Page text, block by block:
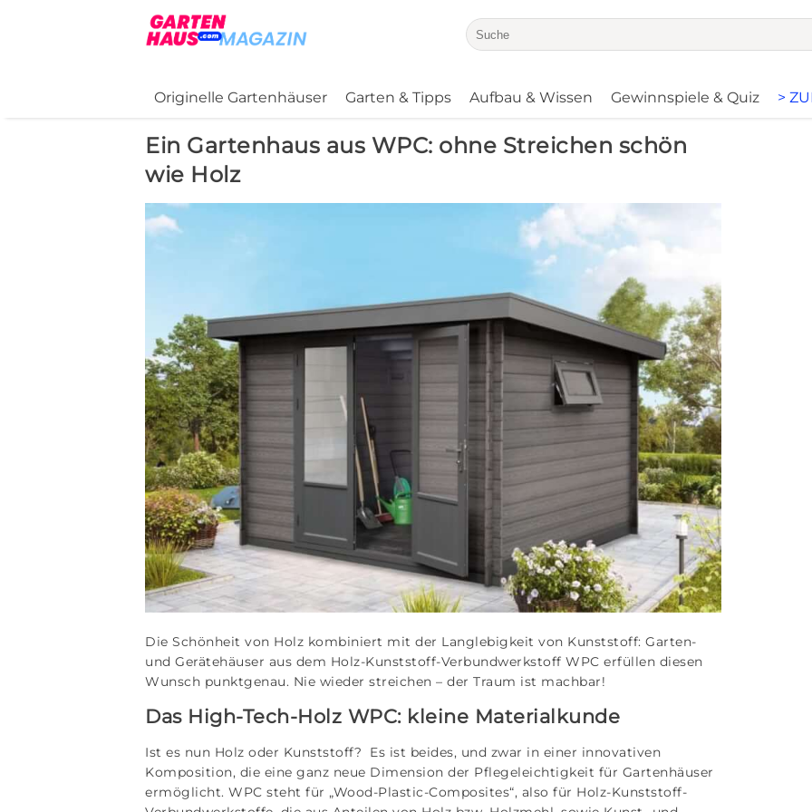
Originelle Gartenhäuser Garten & Tipps Aufbau & Wissen Gewinnspiele & Quiz >
Ein Gartenhaus aus WPC: ohne Streichen schön
wie Holz
Die Schönheit von Holz kombiniert mit der Langlebigkeit von Kunststoff: Garten-
und Gerätehäuser aus dem Holz-Kunststoff-Verbundwerkstoff WPC erfüllen diesen
Wunsch punktgenau. Nie wieder streichen – der Traum ist machbar!
Das High-Tech-Holz WPC: kleine Materialkunde
Ist es nun Holz oder Kunststoff? Es ist beides, und zwar in einer innovativen
Komposition, die eine ganz neue Dimension der Pflegeleichtigkeit für Gartenhäuser
ermöglicht. WPC steht für „Wood-Plastic-Composites“, also für Holz-Kunststoff-